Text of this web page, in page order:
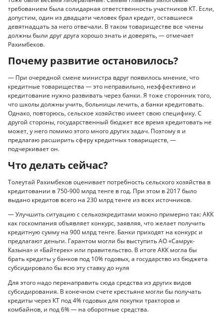
требованием была солидарная ответственность участников КТ. Если,
допустим, один из двадцати человек брал кредит, оставшиеся
девятнадцать за него отвечали. В таком товариществе все члены
должны были друг друга хорошо знать и доверять, — отмечает
Рахимбеков.
Почему развитие остановилось?
— При очередной смене министра вдруг появилось мнение, что
кредитные товарищества — это неправильно, неэффективно и
кредитование нужно развивать через банки. Я тоже сторонник того,
что школы должны учить, больницы лечить, а банки кредитовать.
Однако, повторюсь, сельское хозяйство имеет свою специфику. С
другой стороны, государственный бюджет все время кредитовать не
может, у него помимо этого много других задач. Поэтому я и
предлагаю расширить сферу кредитных товариществ, —
подчеркивает он.
Что делать сейчас?
Толеутай Рахимбеков оценивает потребность сельского хозяйства в
кредитовании в 750-900 млрд тенге в год. При этом в 2017 было
выдано кредитов всего на 230 млрд тенге из всех источников.
— Улучшить ситуацию с сельхозкредитами можно примерно так: АКК
как госкомпания объявляет конкурс, заявляя, что желает получить
кредитную сумму на 900 млрд тенге. Банки приходят на конкурс и
предлагают деньги. Гарантом могли бы выступить АО «Самрук-
Казына» и «Байтерек» или правительство. В итоге АКК могла бы
брать кредиты у банков под 10% годовых, а государство из бюджета
субсидировало бы всю эту ставку до нуля
Для этого надо перенаправить сюда средства из других видов
субсидирования. В конечном счете крестьяне могли бы получать
кредиты через КТ под 4% годовых для покупки тракторов и
комбайнов, и под 6% — на оборотные средства.